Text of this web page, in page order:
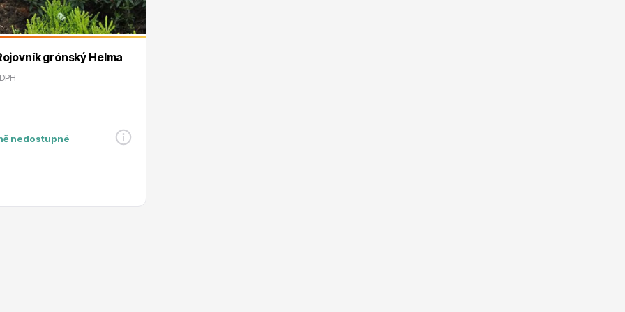
Ledum - Rojovník grónský Helma
nedostupné